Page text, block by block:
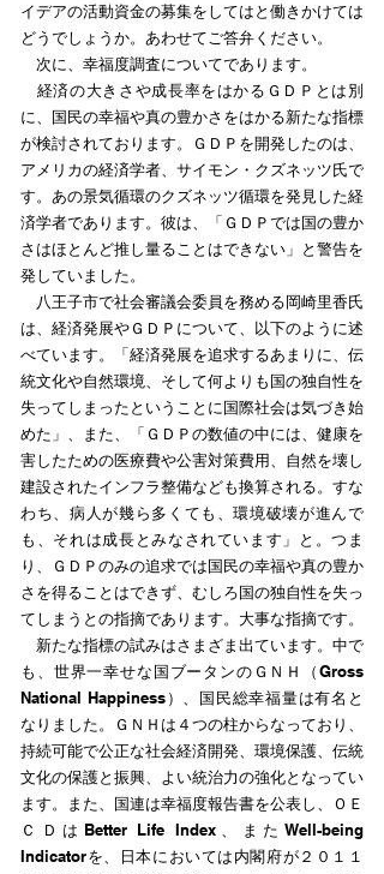
イデアの活動資金の募集をしてはと働きかけては
どうでしょうか。あわせてご答弁ください。
次に、幸福度調査についてであります。
経済の大きさや成長率をはかるＧＤＰとは別
に、国民の幸福や真の豊かさをはかる新たな指標
が検討されております。ＧＤＰを開発したのは、
アメリカの経済学者、サイモン・クズネッツ氏で
す。あの景気循環のクズネッツ循環を発見した経
済学者であります。彼は、「ＧＤＰでは国の豊か
さはほとんど推し量ることはできない」と警告を
発していました。
八王子市で社会審議会委員を務める岡崎里香氏
は、経済発展やＧＤＰについて、以下のように述
べています。「経済発展を追求するあまりに、伝
統文化や自然環境、そして何よりも国の独自性を
失ってしまったということに国際社会は気づき始
めた」、また、「ＧＤＰの数値の中には、健康を
害したための医療費や公害対策費用、自然を壊し
建設されたインフラ整備なども換算される。すな
わち、病人が幾ら多くても、環境破壊が進んで
も、それは成長とみなされています」と。つま
り、ＧＤＰのみの追求では国民の幸福や真の豊か
さを得ることはできず、むしろ国の独自性を失っ
てしまうとの指摘であります。大事な指摘です。
新たな指標の試みはさまざま出ています。中で
も、世界一幸せな国ブータンのＧＮＨ（Gross
National Happiness）、国民総幸福量は有名と
なりました。ＧＮＨは４つの柱からなっており、
持続可能で公正な社会経済開発、環境保護、伝統
文化の保護と振興、よい統治力の強化となってい
ます。また、国連は幸福度報告書を公表し、ＯＥ
ＣＤはBetter Life Index、またWell-being
Indicatorを、日本においては内閣府が２０１１